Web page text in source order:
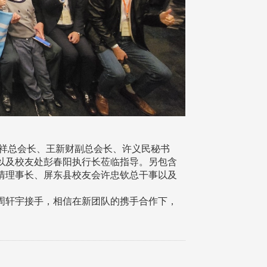
会长、王新财副总会长、许义民秘书
校友处彭春阳执行长莅临指导。另包含
事长、屏东县校友会许忠钦总干事以及
宇接手，相信在新团队的携手合作下，